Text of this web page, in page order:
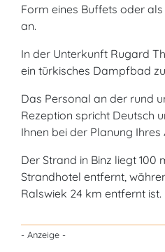
Form eines Buffets oder
an.
In der Unterkunft Rugard
ein türkisches Dampfbad
Das Personal an der rund
Rezeption spricht Deutsch
Ihnen bei der Planung Ihres
Der Strand in Binz liegt
Strandhotel entfernt,
Ralswiek 24 km entfernt ist.
- Anzeige -